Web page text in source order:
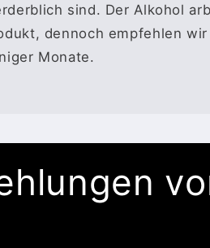
sind. Der Alkohol
dennoch empfehlen wir
Monate.